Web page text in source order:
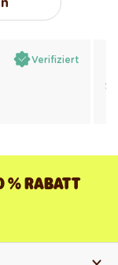
Verifiziert
% RABATT